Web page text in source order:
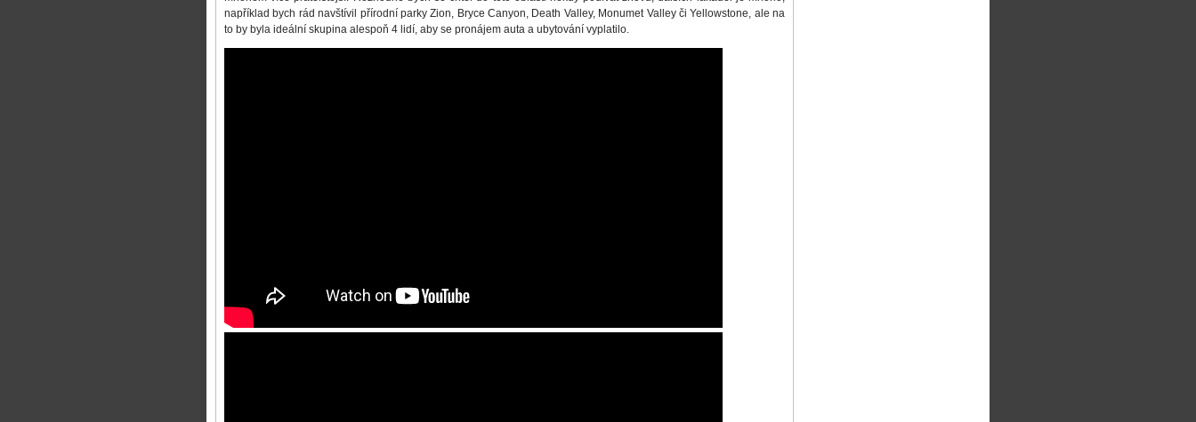
například bych rád navštívil přírodní parky Zion, Bryce Canyon, Death Valley, Monumet Valley či Yellowstone, ale na
to by byla ideální skupina alespoň 4 lidí, aby se pronájem auta a ubytování vyplatilo.